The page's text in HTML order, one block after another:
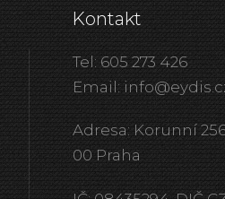
Kontakt
Tel: 605 273 426
Email:
Adresa: Korunní
00 Praha